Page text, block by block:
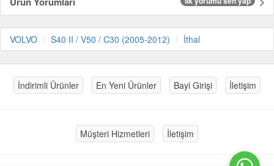
VOLVO S40 II / V50 / C30 (2005-2012) İthal
İndirimli Ürünler En Yeni Ürünler Bayi Girişi İletişim
Müşteri Hizmetleri İletişim